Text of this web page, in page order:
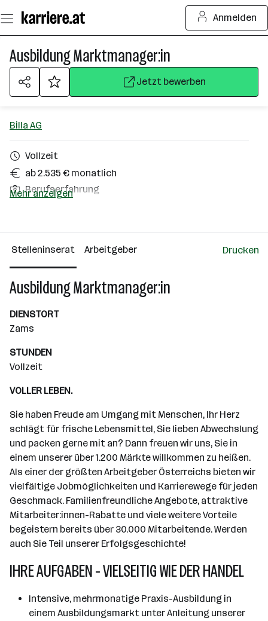
Seiteninhalt
springen
Anmelden
Ausbildung Marktmanager:in
Jetzt bewerben
Billa AG
Vollzeit
ab 2.535 € monatlich
Berufserfahrung
Über das Unternehmen
10000+ Mitarbeiter*innen
Wiener Neudorf
Mehr anzeigen
Stelleninserat Arbeitgeber Drucken
Ausbildung Marktmanager:in
DIENSTORT
Zams
STUNDEN
Vollzeit
VOLLER LEBEN.
Sie haben Freude am Umgang mit Menschen, Ihr Herz
schlägt für frische Lebensmittel, Sie lieben Abwechslung
und packen gerne mit an? Dann freuen wir uns, Sie in
einem unserer über 1.200 Märkte willkommen zu heißen.
Als einer der größten Arbeitgeber Österreichs bieten wir
vielfältige Jobmöglichkeiten und Karrierewege für jeden
Geschmack. Familienfreundliche Angebote, attraktive
Mitarbeiter:innen-Rabatte und viele weitere Vorteile
begeistern bereits über 30.000 Mitarbeitende. Werden
auch Sie Teil unserer Erfolgsgeschichte!
IHRE AUFGABEN - VIELSEITIG WIE DER HANDEL
Intensive, mehrmonatige Praxis-Ausbildung in
einem Ausbildungsmarkt unter Anleitung unserer